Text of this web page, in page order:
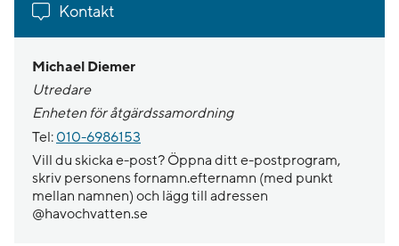
Kontakt
Michael Diemer
Utredare
Enheten för åtgärdssamordning
Tel: 010-6986153
Vill du skicka e-post? Öppna ditt e-postprogram,
skriv personens fornamn.efternamn (med punkt
mellan namnen) och lägg till adressen
@havochvatten.se